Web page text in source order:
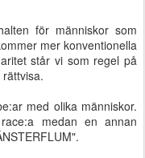
för människor som
mer konventionella
står vi som regel på
med olika människor.
medan en annan